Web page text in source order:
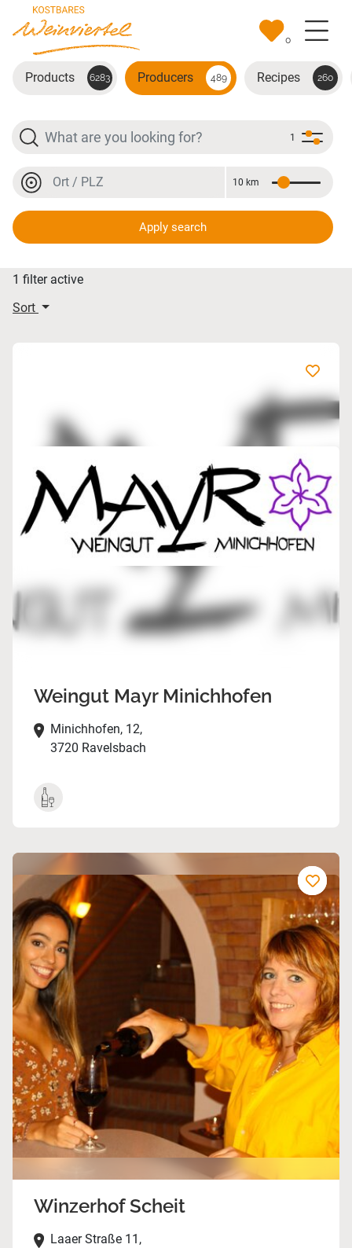
Skip to main content
0
Products 6283 Producers 489 Recipes 260
Search
1
Location or postal code
Distance
10 km
Apply search
Displaying results
Sort
1 filter active
Weingut Mayr Minichhofen
Minichhofen, 12,
3720 Ravelsbach
Winzerhof Scheit
Laaer Straße 11,